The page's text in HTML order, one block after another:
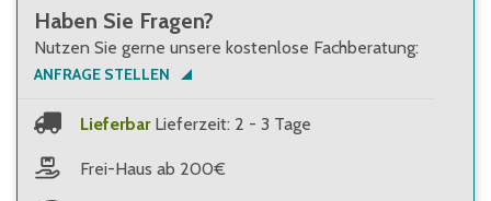
Haben Sie Fragen?
Nutzen Sie gerne unsere kostenlose Fachberatung:
ANFRAGE STELLEN
Lieferbar Lieferzeit: 2 - 3 Tage
Frei-Haus ab 200€